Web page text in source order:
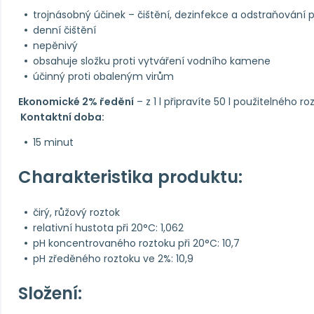
trojnásobný účinek – čištění, dezinfekce a odstraňování
denní čištění
nepěnivý
obsahuje složku proti vytváření vodního kamene
účinný proti obaleným virům
Ekonomické 2% ředění – z 1 l připravíte 50 l použitelného
Kontaktní doba:
15 minut
Charakteristika produktu:
čirý, růžový roztok
relativní hustota při 20°C: 1,062
pH koncentrovaného roztoku při 20°C: 10,7
pH zředěného roztoku ve 2%: 10,9
Složení: